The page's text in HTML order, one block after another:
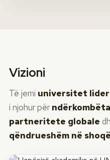
Vizioni
Të jemi universitet lider
i njohur për
partneritete globale
qëndrueshëm në